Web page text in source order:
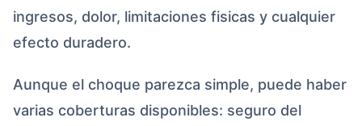
ingresos, dolor, limitaciones fisicas y cualquier
efecto duradero.
Aunque el choque parezca simple, puede haber
varias coberturas disponibles: seguro del